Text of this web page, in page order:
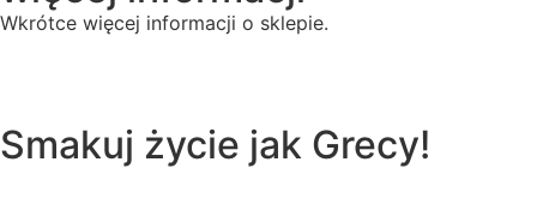
Wkrótce więcej informacji o sklepie.
Smakuj życie jak Grecy!